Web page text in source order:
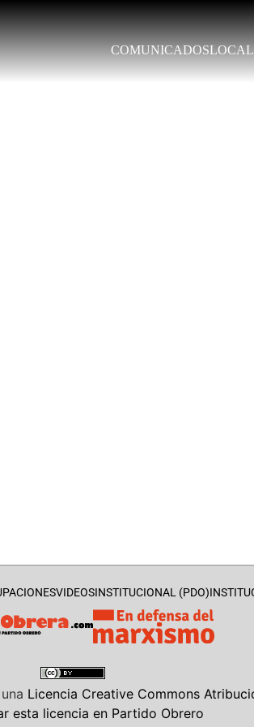
COMUNICADOS
VIDEOSINSTITUCIONAL (PDO)
Licencia Creative Commons
esta licencia en Partido Obrero